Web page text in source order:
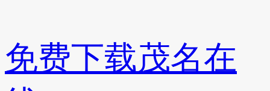
免费下载茂名在